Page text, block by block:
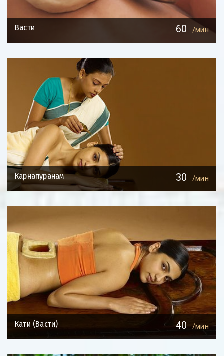
Васти 60 /мин
Карнапуранам 30 /мин
Кати (Васти) 40 /мин